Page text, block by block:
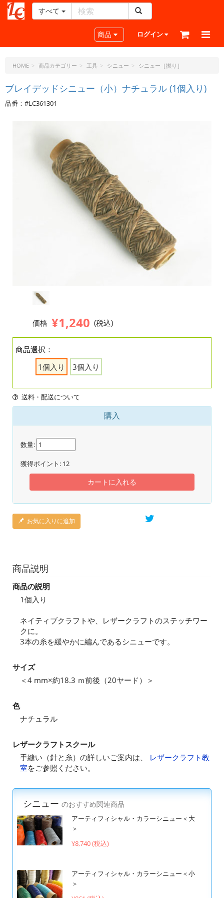
ー
ラ
ト・
ド
ッ
すべて
Toggle navigation
商品 ログイン
HOME 商品カテゴリー 工具 シニュー シニュー［撚り］
ブレイデッドシニュー（小）ナチュラル (1個入り)
品番：#LC361301
価格 ¥1,240 (税込)
商品選択：
1個入り
3個入り
送料・配送について
購入
数量:
獲得ポイント: 12
カートに入れる
お気に入りに追加
商品説明
商品の説明
1個入り
ネイティブクラフトや、レザークラフトのステッチワー
クに。
3本の糸を緩やかに編んであるシニューです。
サイズ
＜4 mm×約18.3 ｍ前後（20ヤード）＞
色
ナチュラル
レザークラフトスクール
手縫い（針と糸）の詳しいご案内は、
レザークラフト教
室をご参照ください。
シニュー のおすすめ関連商品
アーティフィシャル・カラーシニュー＜大
＞
¥8,740 (税込)
アーティフィシャル・カラーシニュー＜小
＞